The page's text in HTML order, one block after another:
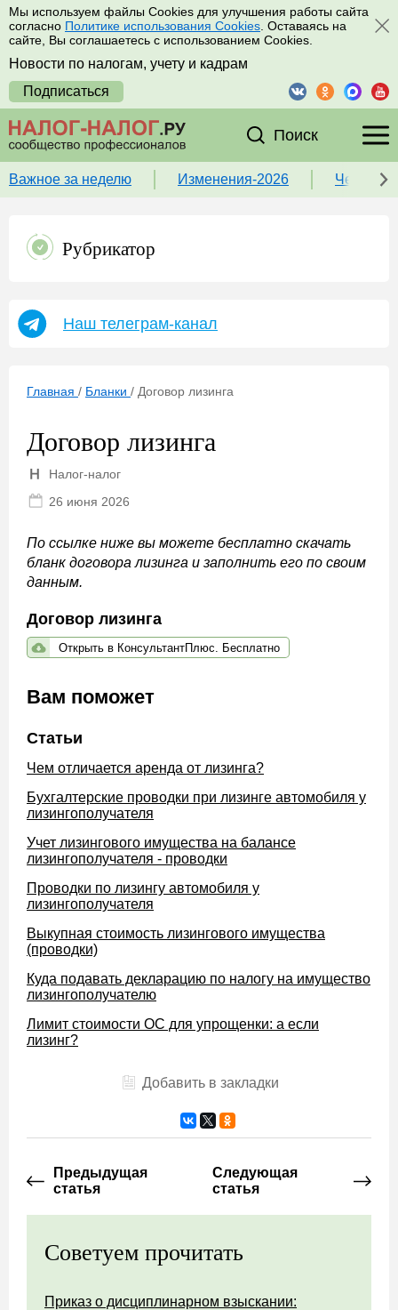
Мы используем файлы Cookies для улучшения работы сайта
согласно Политике использования Cookies . Оставаясь на
сайте, Вы соглашаетесь с использованием Cookies.
Новости по налогам, учету и кадрам
Подписаться
Поиск
Важное за неделю Изменения-2026 Чек-
Рубрикатор
Наш телеграм-канал
Главная / Бланки / Договор лизинга
Договор лизинга
Налог-налог
26 июня 2026
По ссылке ниже вы можете бесплатно скачать
бланк договора лизинга и заполнить его по своим
данным.
Договор лизинга
Открыть в КонсультантПлюс. Бесплатно
Вам поможет
Статьи
Чем отличается аренда от лизинга?
Бухгалтерские проводки при лизинге автомобиля у
лизингополучателя
Учет лизингового имущества на балансе
лизингополучателя - проводки
Проводки по лизингу автомобиля у
лизингополучателя
Выкупная стоимость лизингового имущества
(проводки)
Куда подавать декларацию по налогу на имущество
лизингополучателю
Лимит стоимости ОС для упрощенки: а если
лизинг?
Добавить в закладки
Предыдущая
статья
Следующая
статья
Советуем прочитать
Приказ о дисциплинарном взыскании: